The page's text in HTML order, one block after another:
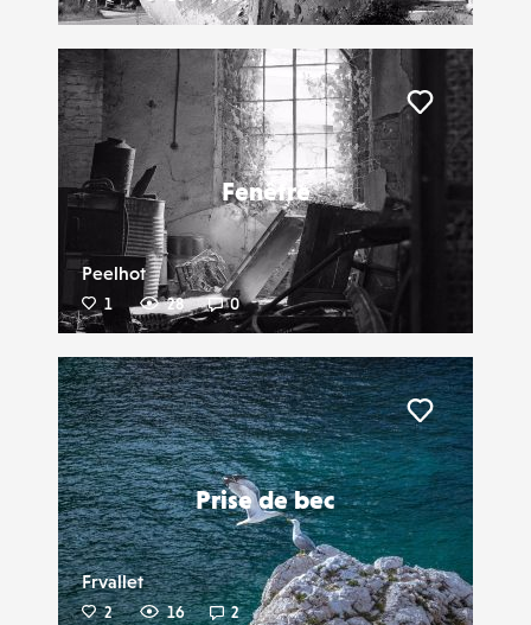
Fenêtre
Peelhot
1 28 0
Liker
Prise de bec
Frvallet
2 16 2
Liker